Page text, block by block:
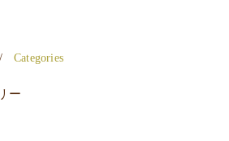
Categories
ー